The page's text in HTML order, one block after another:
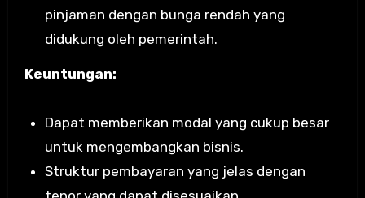
pinjaman dengan bunga rendah yang
didukung oleh pemerintah.
Keuntungan:
Dapat memberikan modal yang cukup besar
untuk mengembangkan bisnis.
Struktur pembayaran yang jelas dengan